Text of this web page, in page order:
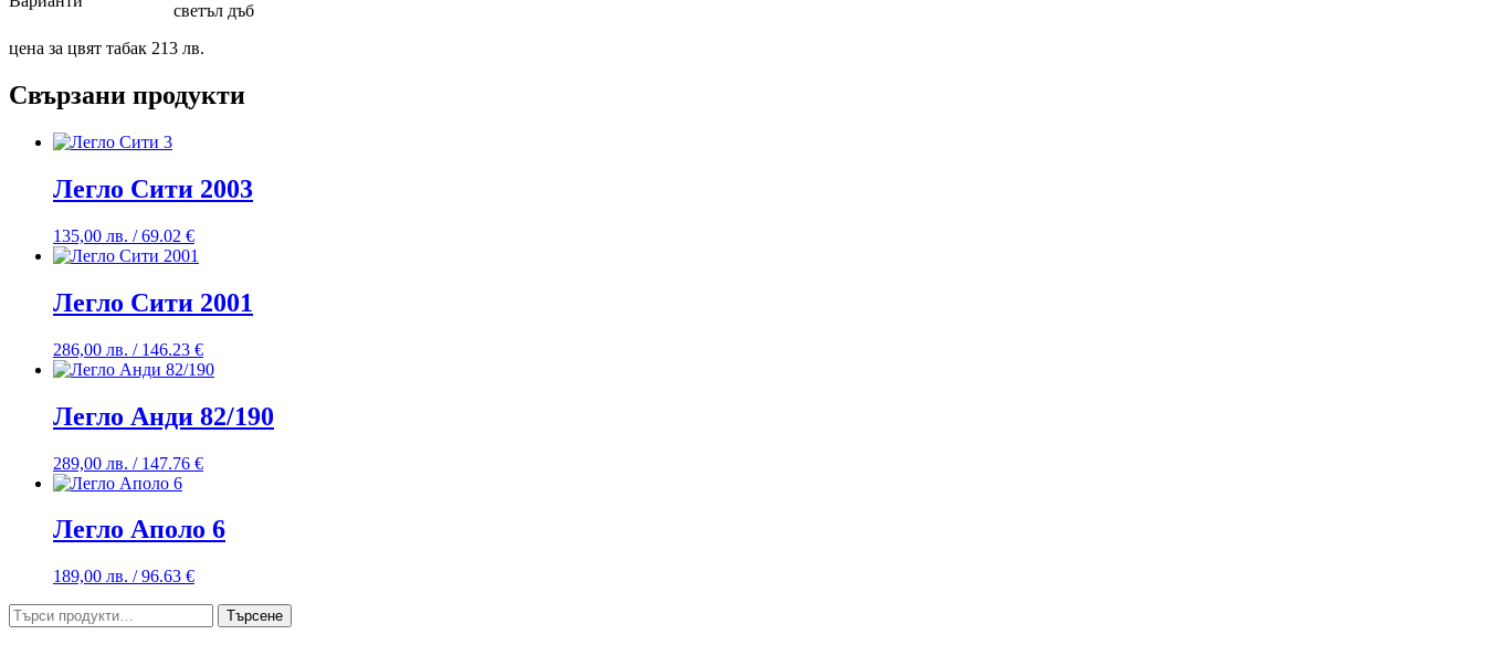
светъл дъб
цена за цвят табак 213 лв.
Свързани продукти
Легло Сити 2003
135,00 лв. / 69.02 €
Легло Сити 2001
286,00 лв. / 146.23 €
Легло Анди 82/190
289,00 лв. / 147.76 €
Легло Аполо 6
189,00 лв. / 96.63 €
Търсене
за:
Търсене